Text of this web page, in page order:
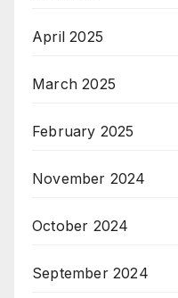
April 2025
March 2025
February 2025
November 2024
October 2024
September 2024